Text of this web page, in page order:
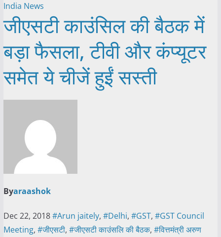
India News
जीएसटी काउंसिल की बैठक में
बड़ा फैसला, टीवी और कंप्यूटर
समेत ये चीजें हुईं सस्ती
Byaraashok
Dec 22, 2018#Arun jaitely, #Delhi, #GST, #GST Council
Meeting, #जीएसटी, #जीएसटी काउंसलि की बैठक, #वित्तमंत्री अरुण